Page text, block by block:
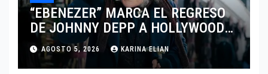
“EBENEZER” MARCA EL REGRESO
DE JOHNNY DEPP A HOLLYWOOD
TRAS SU PASO POR EL CINE
INDEPENDIENTE EUROPEO
AGOSTO 5, 2026 KARINA ELIAN